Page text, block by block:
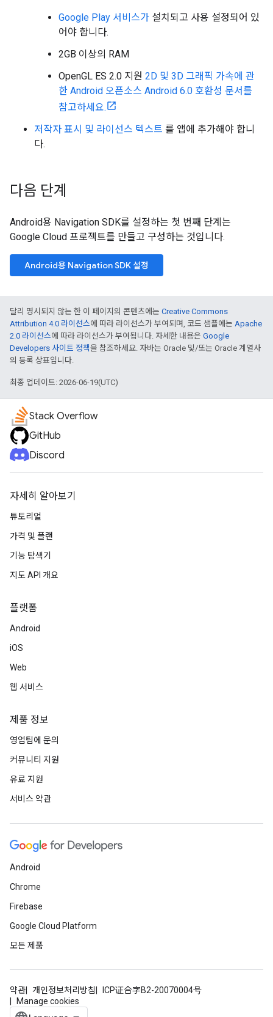
Google Play 서비스가 설치되고 사용 설정되어 있
어야 합니다.
2GB 이상의 RAM
OpenGL ES 2.0 지원 2D 및 3D 그래픽 가속에 관
한 Android 오픈소스 Android 6.0 호환성 문서를
참고하세요.
저작자 표시 및 라이선스 텍스트 를 앱에 추가해야 합니
다.
다음 단계
Android용 Navigation SDK를 설정하는 첫 번째 단계는
Google Cloud 프로젝트를 만들고 구성하는 것입니다.
Android용 Navigation SDK 설정
달리 명시되지 않는 한 이 페이지의 콘텐츠에는 Creative Commons
Attribution 4.0 라이선스에 따라 라이선스가 부여되며, 코드 샘플에는 Apache
2.0 라이선스에 따라 라이선스가 부여됩니다. 자세한 내용은 Google
Developers 사이트 정책을 참조하세요. 자바는 Oracle 및/또는 Oracle 계열사
의 등록 상표입니다.
최종 업데이트: 2026-06-19(UTC)
Stack Overflow
GitHub
Discord
자세히 알아보기
튜토리얼
가격 및 플랜
기능 탐색기
지도 API 개요
플랫폼
Android
iOS
Web
웹 서비스
제품 정보
영업팀에 문의
커뮤니티 지원
유료 지원
서비스 약관
Android
Chrome
Firebase
Google Cloud Platform
모든 제품
약관 개인정보처리방침
ICP证合字B2-20070004号
Manage cookies